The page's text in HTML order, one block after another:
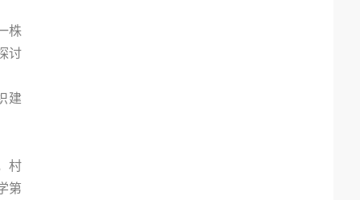
株
讨
建
村
第